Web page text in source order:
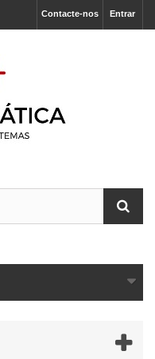
Entrar
Contacte-nos